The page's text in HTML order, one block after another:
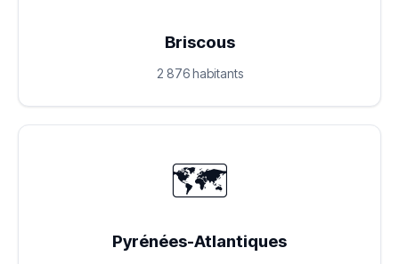
Briscous
2 876 habitants
🗺️
Pyrénées-Atlantiques